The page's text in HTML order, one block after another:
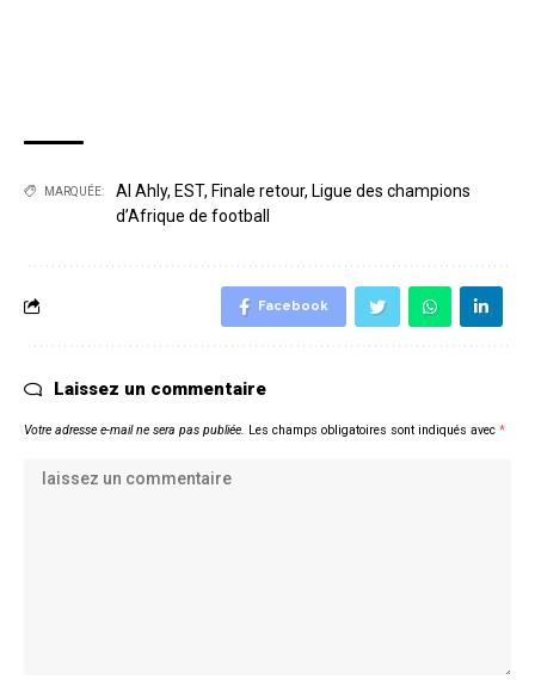
MARQUÉE: Al Ahly, EST, Finale retour, Ligue des champions
d’Afrique de football
Facebook
Laissez un commentaire
Votre adresse e-mail ne sera pas publiée. Les champs obligatoires sont indiqués avec *